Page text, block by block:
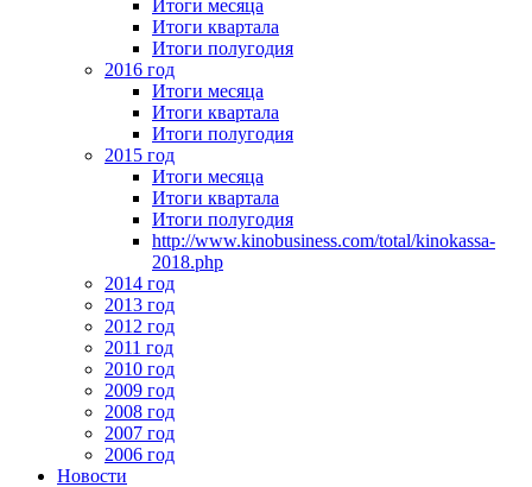
Итоги месяца
Итоги квартала
Итоги полугодия
2016 год
Итоги месяца
Итоги квартала
Итоги полугодия
2015 год
Итоги месяца
Итоги квартала
Итоги полугодия
http://www.kinobusiness.com/total/kinokassa-
2018.php
2014 год
2013 год
2012 год
2011 год
2010 год
2009 год
2008 год
2007 год
2006 год
Новости